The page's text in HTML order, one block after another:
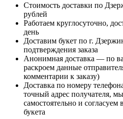
Стоимость доставки по
рублей
Работаем круглосуточно,
день
Доставим букет по г.
подтверждения заказа
Анонимная доставка — по
раскроем данные
комментарии к заказу)
Доставка по номеру
точный адрес получателя,
самостоятельно и
букета